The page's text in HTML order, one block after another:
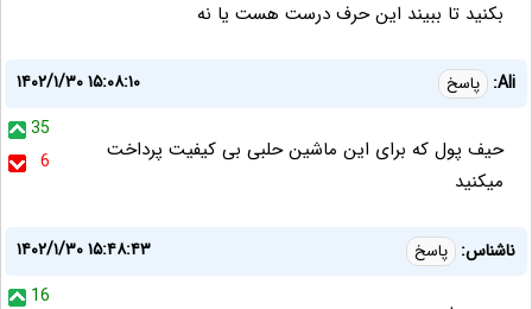
بکنید تا ببیند این حرف درست هست یا نه
Ali: پاسخ
۱۴۰۲/۱/۳۰ ۱۵:۰۸:۱۰
35
6
حیف پول که برای این ماشین حلبی بی کیفیت پرداخت
میکنید
ناشناس: پاسخ
۱۴۰۲/۱/۳۰ ۱۵:۴۸:۴۳
16